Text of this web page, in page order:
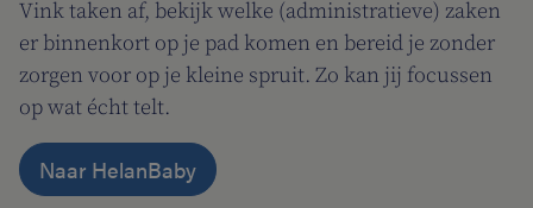
Vink taken af, bekijk welke (administratieve) zaken
er binnenkort op je pad komen en bereid je zonder
zorgen voor op je kleine spruit. Zo kan jij focussen
op wat écht telt.
Naar HelanBaby